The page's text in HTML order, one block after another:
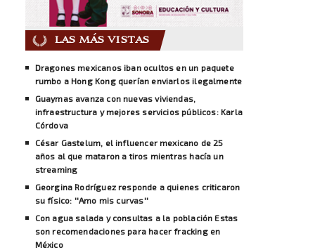
LAS MÁS VISTAS
Dragones mexicanos iban ocultos en un paquete
rumbo a Hong Kong querían enviarlos ilegalmente
Guaymas avanza con nuevas viviendas,
infraestructura y mejores servicios públicos: Karla
Córdova
César Gastelum, el influencer mexicano de 25
años al que mataron a tiros mientras hacía un
streaming
Georgina Rodríguez responde a quienes criticaron
su físico: ''Amo mis curvas''
Con agua salada y consultas a la población Estas
son recomendaciones para hacer fracking en
México